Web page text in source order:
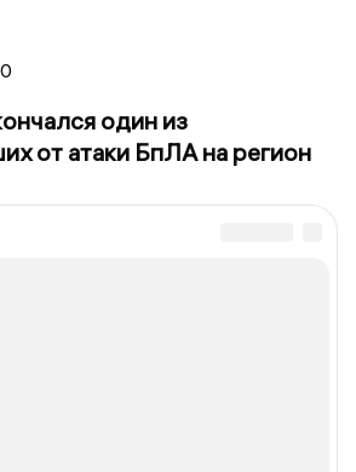
один из
от атаки БпЛА на регион